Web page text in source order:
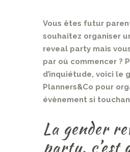
Vous êtes futur
souhaitez organiser
reveal party mais
par où commencer ?
d’inquiétude, voici le
Planners&Co pour
évènement si
La gender
party, c’est